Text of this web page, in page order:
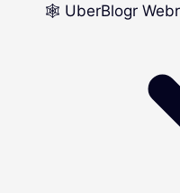
🕸️ UberBlogr